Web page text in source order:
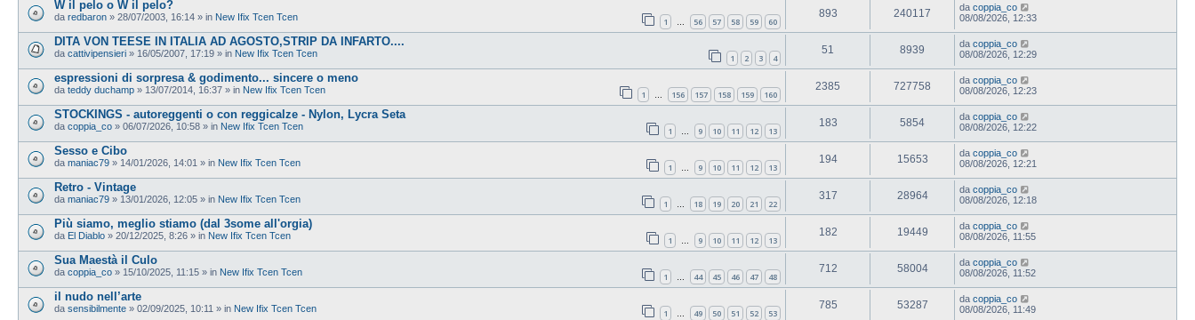
W il pelo o W il pelo?
da redbaron » 28/07/2003, 16:14 » in New Ifix Tcen Tcen 1 … 56 57 58 59 60
893 240117 da coppia_co
08/08/2026, 12:33
DITA VON TEESE IN ITALIA AD AGOSTO,STRIP DA INFARTO....
da cattivipensieri » 16/05/2007, 17:19 » in New Ifix Tcen Tcen 1 2 3 4
51 8939 da coppia_co
08/08/2026, 12:29
espressioni di sorpresa & godimento... sincere o meno
da teddy duchamp » 13/07/2014, 16:37 » in New Ifix Tcen Tcen 1 … 156 157 158 159 160
2385 727758 da coppia_co
08/08/2026, 12:23
STOCKINGS - autoreggenti o con reggicalze - Nylon, Lycra Seta
da coppia_co » 06/07/2026, 10:58 » in New Ifix Tcen Tcen 1 … 9 10 11 12 13
183 5854 da coppia_co
08/08/2026, 12:22
Sesso e Cibo
da maniac79 » 14/01/2026, 14:01 » in New Ifix Tcen Tcen 1 … 9 10 11 12 13
194 15653 da coppia_co
08/08/2026, 12:21
Retro - Vintage
da maniac79 » 13/01/2026, 12:05 » in New Ifix Tcen Tcen 1 … 18 19 20 21 22
317 28964 da coppia_co
08/08/2026, 12:18
Più siamo, meglio stiamo (dal 3some all'orgia)
da El Diablo » 20/12/2025, 8:26 » in New Ifix Tcen Tcen 1 … 9 10 11 12 13
182 19449 da coppia_co
08/08/2026, 11:55
Sua Maestà il Culo
da coppia_co » 15/10/2025, 11:15 » in New Ifix Tcen Tcen 1 … 44 45 46 47 48
712 58004 da coppia_co
08/08/2026, 11:52
il nudo nell’arte
da sensibilmente » 02/09/2025, 10:11 » in New Ifix Tcen Tcen 1 … 49 50 51 52 53
785 53287 da coppia_co
08/08/2026, 11:49